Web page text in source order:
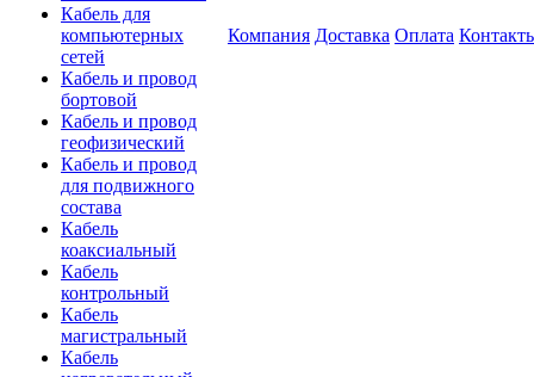
Кабель для
компьютерных
сетей
Кабель и провод
бортовой
Кабель и провод
геофизический
Кабель и провод
для подвижного
состава
Кабель
коаксиальный
Кабель
контрольный
Кабель
магистральный
Кабель
Компания Доставка Оплата